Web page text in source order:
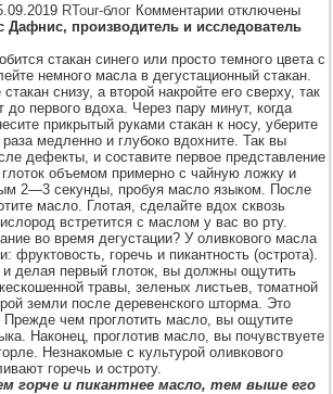
RTour-блог Комментариик
записи
выбрать
оливковое
масло?
отключены
Дафнис, производитель и исследователь
стакан синего или просто темного цвета с
немного масла в дегустационный стакан.
снизу, а второй накройте его сверху, так
до первого вдоха. Через пару минут, когда
прикрытый руками стакан к носу, уберите
медленно и глубоко вдохните. Так вы
дефекты, и составите первое представление
объемом примерно с чайную ложку и
2—3 секунды, пробуя масло языком. После
масло. Глотая, сделайте вдох сквозь
встретится с маслом у вас во рту.
во время дегустации? У оливкового масла
фруктовость, горечь и пикантность (острота).
делая первый глоток, вы должны ощутить
травы, зеленых листьев, томатной
земли после деревенского шторма. Это
Прежде чем проглотить масло, вы ощутите
Наконец, проглотив масло, вы почувствуете
Незнакомые с культурой оливкового
горечь и остроту.
горче и пикантнее масло, тем выше его